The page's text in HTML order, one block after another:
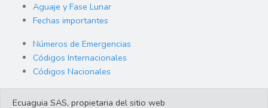
Aguaje y Fase Lunar
Fechas importantes
Números de Emergencias
Códigos Internacionales
Códigos Nacionales
Ecuaguia SAS, propietaria del sitio web